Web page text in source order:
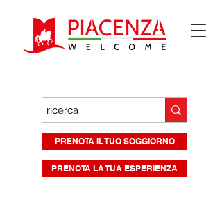
PRENOTA IL TUO SOGGIORNO
PRENOTA LA TUA ESPERIENZA